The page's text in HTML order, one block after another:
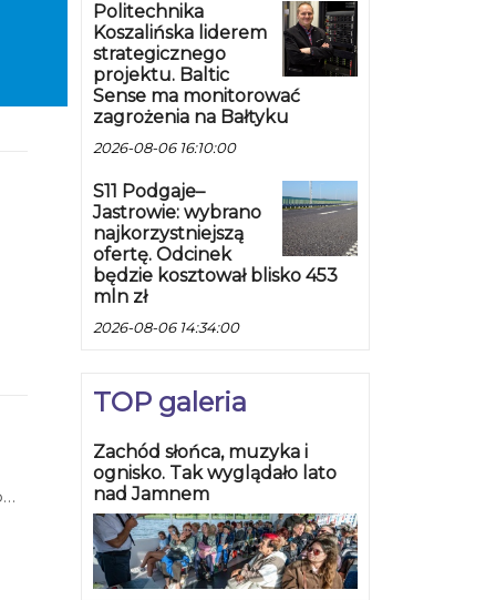
Politechnika
Koszalińska liderem
strategicznego
projektu. Baltic
Sense ma monitorować
zagrożenia na Bałtyku
2026-08-06 16:10:00
S11 Podgaje–
Jastrowie: wybrano
najkorzystniejszą
ofertę. Odcinek
będzie kosztował blisko 453
mln zł
2026-08-06 14:34:00
TOP galeria
Zachód słońca, muzyka i
ognisko. Tak wyglądało lato
nad Jamnem